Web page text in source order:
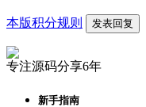
本版积分规则 发表回复
专注源码分享6年
新手指南